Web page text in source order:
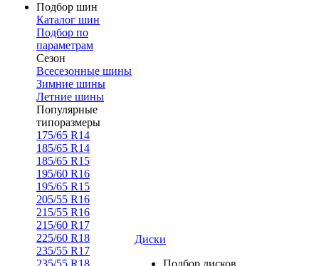
Подбор шин
Каталог шин
Подбор по
параметрам
Сезон
Всесезонные шины
Зимние шины
Летние шины
Популярные
типоразмеры
175/65 R14
185/65 R14
185/65 R15
195/60 R16
195/65 R15
205/55 R16
215/55 R16
215/60 R17
225/60 R18
235/55 R17
235/55 R18
Диски
Подбор дисков